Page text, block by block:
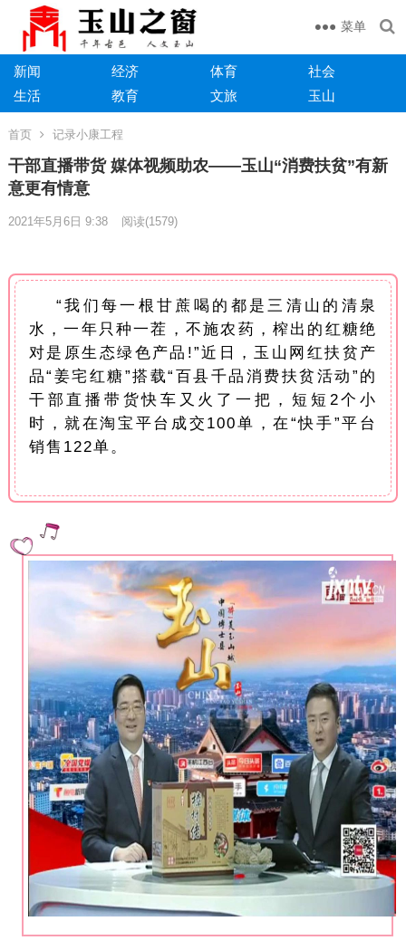
菜单
新闻 经济 体育
社会
生活
教育 文旅 玉山
首页 记录小康工程
干部直播带货 媒体视频助农——玉山“消费扶贫”有新
意更有情意
2021年5月6日 9:38 阅读(1579)
“我们每一根甘蔗喝的都是三清山的清泉
水，一年只种一茬，不施农药，榨出的红糖绝
对是原生态绿色产品!”近日，玉山网红扶贫产
品“姜宅红糖”搭载“百县千品消费扶贫活动”的
干部直播带货快车又火了一把，短短2个小
时，就在淘宝平台成交100单，在“快手”平台
销售122单。